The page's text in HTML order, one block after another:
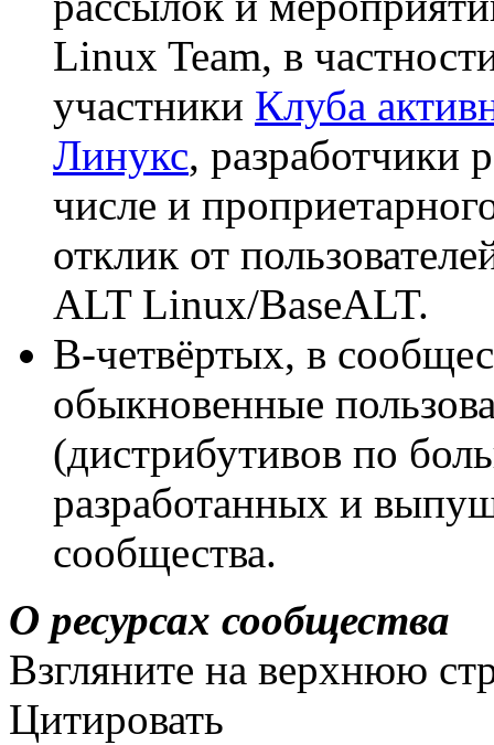
Linux Team, в
участники Клуба
Линукс, разработчики
числе и
отклик от
ALT Linux/BaseALT.
В-четвёртых, в
обыкновенные
(дистрибутивов по
разработанных и
сообщества.
О ресурсах сообщества
Взгляните на верхнюю
Цитировать